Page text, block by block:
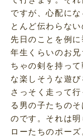
ですが、心配に
とんど伝わらない
先日のことを例
年生くらいのお
ちゃの剣を持っ
な楽しそうな遊び
さっそく走って
る男の子たちの
のです。それは
ローたちのポー